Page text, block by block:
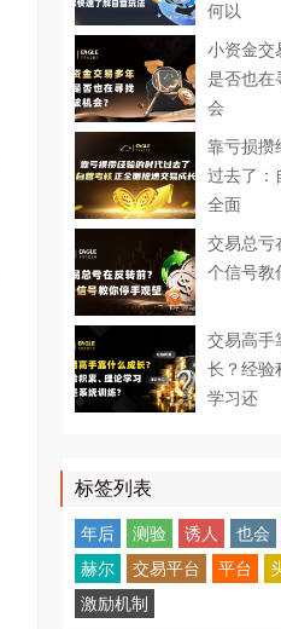
何以
小资金交
是否也在
会
靠亏损攒
过去了：
全面
交易总亏
个信号教
交易高手
长？经验
学习还
标签列表
年后 测验 诱人 也会
赫尔
交易平台 平台
激励机制